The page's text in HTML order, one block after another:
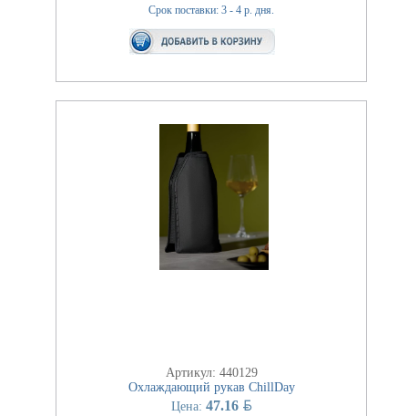
Срок поставки: 3 - 4 р. дня.
Артикул: 440129
Охлаждающий рукав ChillDay
Цена: 47.16 BYN